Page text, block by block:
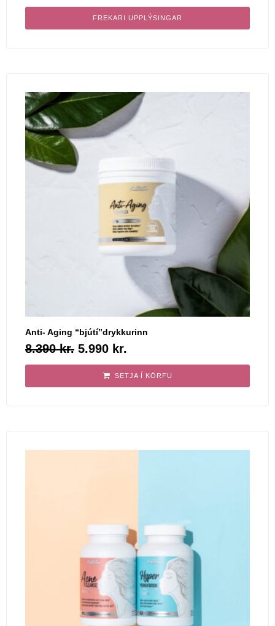
FREKARI UPPLÝSINGAR
Anti- Aging “bjútí”drykkurinn
8.390kr. 5.990 kr.
SETJA Í KÖRFU